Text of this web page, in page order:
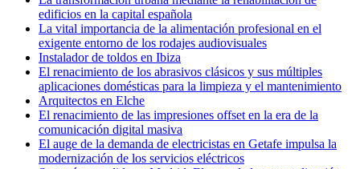
edificios en la capital española
La vital importancia de la alimentación profesional en el
exigente entorno de los rodajes audiovisuales
Instalador de toldos en Ibiza
El renacimiento de los abrasivos clásicos y sus múltiples
aplicaciones domésticas para la limpieza y el mantenimiento
Arquitectos en Elche
El renacimiento de las impresiones offset en la era de la
comunicación digital masiva
El auge de la demanda de electricistas en Getafe impulsa la
modernización de los servicios eléctricos